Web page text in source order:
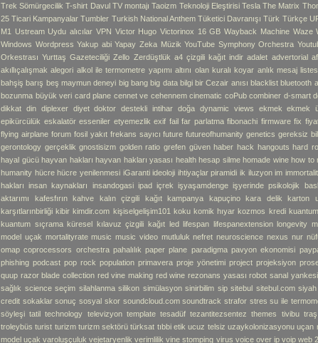
Trek Sömürgecilik T-shirt Davul TV montajı Taoizm Teknoloji Eleştirisi Tesla The Matrix
25 Ticari Kampanyalar Tumbler Turkish National Anthem Tüketici Davranışı Türk Türkçe
M1
Ustream Uydu alıcılar VPN Victor Hugo Victorinox 16 GB Wayback Machine Waze
Windows Wordpress Yakup abi Yapay Zeka Müzik YouTube Symphony Orchestra
Orkestrası Yurttaş Gazeteciliği Zello Zerdüştlük a4 çizgili kağıt indir adalet advertorial
akıllıçalışmak alegori alkol ile termometre yapımı altını olan kuralı koyar anlık mesaj
bahşiş barış beş maymun deneyi big bang big data bilgi bir Cezair anısı blacklist bluetooth
bozunma büyük veri card plane cennet ve cehennem cinematic coPub combiner d-smart
dikkat din diplexer diyet doktor destekli intihar doğa dynamic views ekmek ekmek
epikürcülük eskalatör esseniler etyemezlik exif fail far parlatma fibonachi firmware fix
flying airplane forum fosil yakıt frekans sayıcı future futureofhumanity genetics gereksiz
gerontology gerçeklik gnostisizm golden ratio grefen güven haber hack hangouts hard
hayal gücü hayvan hakları hayvan hakları yasası health hesap silme homade wine how to
humanity hücre hücre yenilenmesi iGaranti ideoloji ihtiyaçlar piramidi ik iluzyon im
hakları insan kaynakları insandogasi ipad içrek işyaşamdenge işyerinde psikolojik
aktarımı
kafesfırın kahve kalın çizgili kağıt kampanya kapuçino kara delik karton
karşıtlarınbirliği kibir kimdir.com kişiselgelişim101 koku komik hıyar kozmos kredi
kuantum sıçrama küresel kılavuz çizgili kağıt led lifespan lifespanextension longevity
model uçak mortalityrate music music video mutluluk nefret neuroscience nexus nur
omap coprocessors orchestra pahalılık paper plane paradigma pavyon ekonomisi
phishing podcast pop rock population primavera proje yönetimi project projeksiyon
quup razor blade collection red vine making red wine rezonans yasası robot sanal
sağlık science seçim silahlanma silikon simülasyon sinirbilim sip sitebul sitebul.com
credit sokaklar sonuç sosyal skor soundcloud.com soundtrack strafor stres su ile
söyleşi tatil technology televizyon template tesadüf tezantitezsentez themes tivibu
troleybüs turist turizm turizm sektörü türksat tıbbi etik ucuz telsiz uzaykolonizasyonu uçan
model uçak varoluşçuluk vejetaryenlik verimlilik vine stomping virus voice over ip voip web